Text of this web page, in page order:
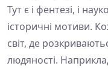
Тут є і фентезі, і
історичні мотиви.
світ, де
людяності.